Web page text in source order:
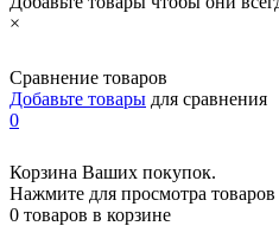
×
Сравнение товаров
Добавьте товары для сравнения
0
Корзина Ваших покупок.
Нажмите для просмотра товаров
0 товаров в корзине